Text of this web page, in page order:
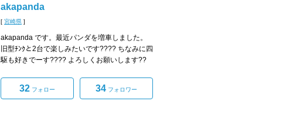
akapanda
[ 宮崎県 ]
akapanda です。最近パンダを増車しました。
旧型ﾁﾝｸと2台で楽しみたいです???? ちなみに四
駆も好きでーす???? よろしくお願いします??
32 フォロー 34 フォロワー